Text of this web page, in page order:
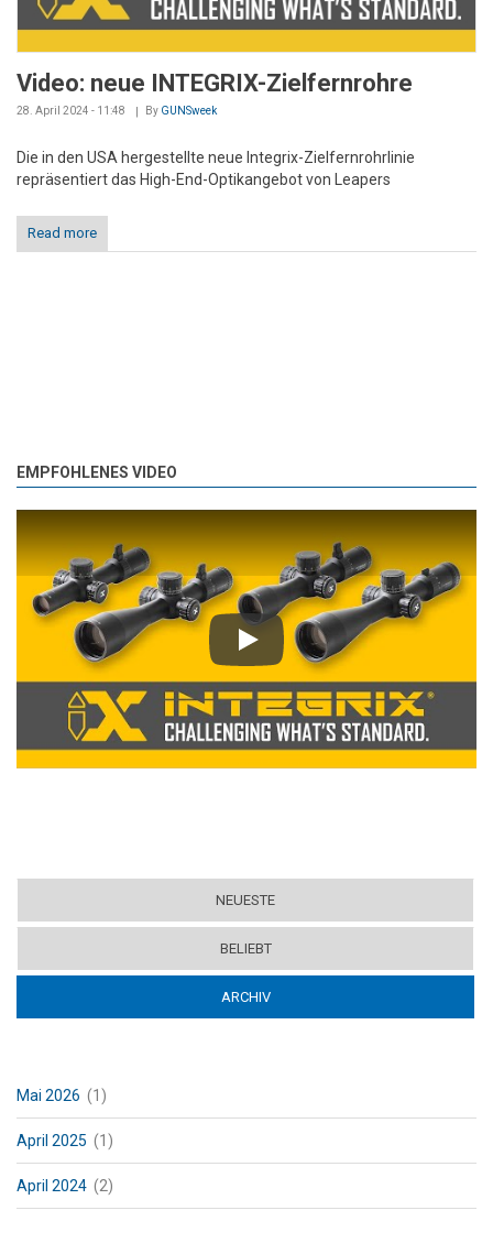
Video: neue INTEGRIX-Zielfernrohre
28. April 2024 - 11:48 By GUNSweek
Die in den USA hergestellte neue Integrix-Zielfernrohrlinie
repräsentiert das High-End-Optikangebot von Leapers
Read more
EMPFOHLENES VIDEO
Play
NEUESTE
BELIEBT
ARCHIV(ACTIVE TAB)
Mai 2026 (1)
April 2025 (1)
April 2024 (2)